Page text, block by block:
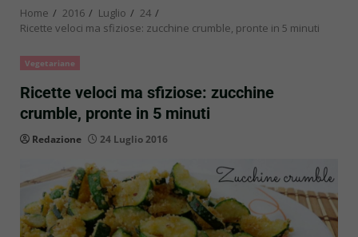
Home 2016 Luglio
24
Ricette veloci ma sfiziose: zucchine crumble, pronte in 5 minuti
Vegetariane
Ricette veloci ma sfiziose: zucchine
crumble, pronte in 5 minuti
Redazione 24 Luglio 2016